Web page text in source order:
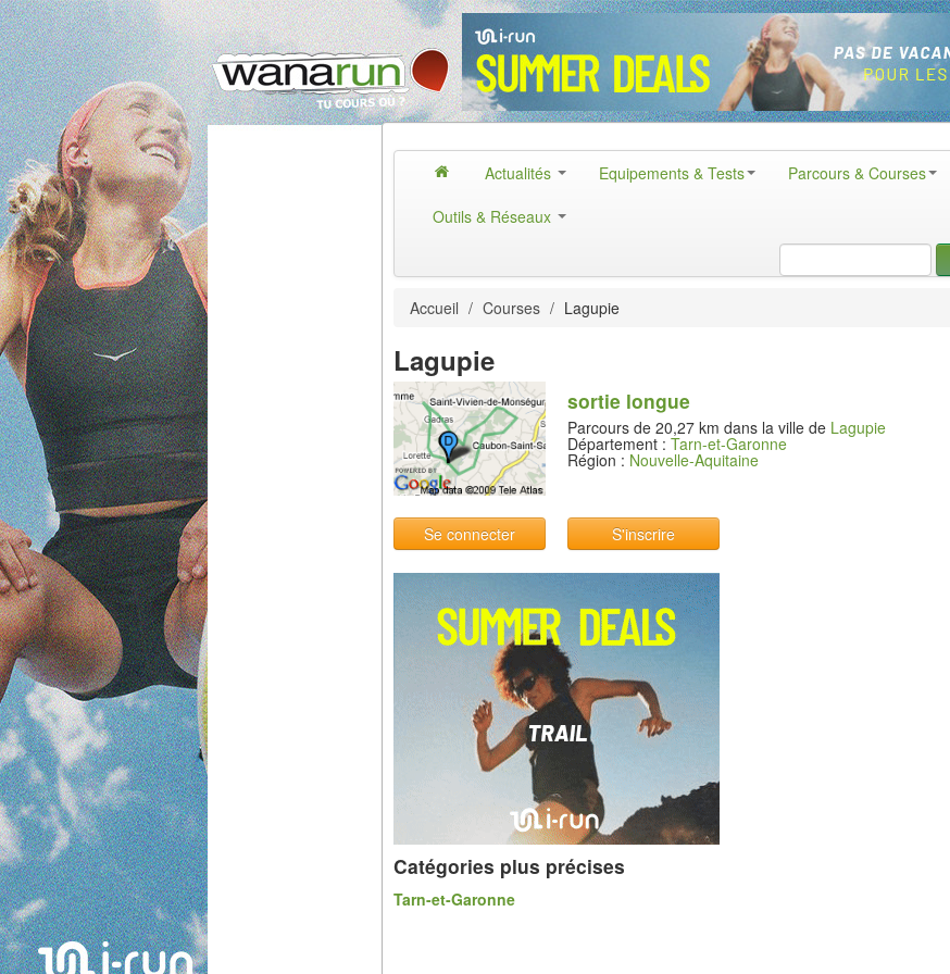
Actualités Equipements & Tests
Parcours & Courses
Outils & Réseaux
Accueil / Courses / Lagupie
Lagupie
sortie longue
Parcours de 20,27 km dans la ville de Lagupie
Département : Tarn-et-Garonne
Région : Nouvelle-Aquitaine
Se connecter S'inscrire
Catégories plus précises
Tarn-et-Garonne